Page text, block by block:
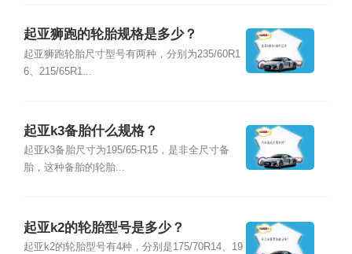
起亚狮跑的轮胎规格是多少？
起亚狮跑轮胎尺寸型号有两种，分别为235/60R1
6、215/65R1...
起亚k3备胎什么规格？
起亚k3备胎尺寸为195/65-R15，是非全尺寸备
胎，这种备胎的轮胎...
起亚k2的轮胎型号是多少？
起亚k2的轮胎型号有4种，分别是175/70R14、19